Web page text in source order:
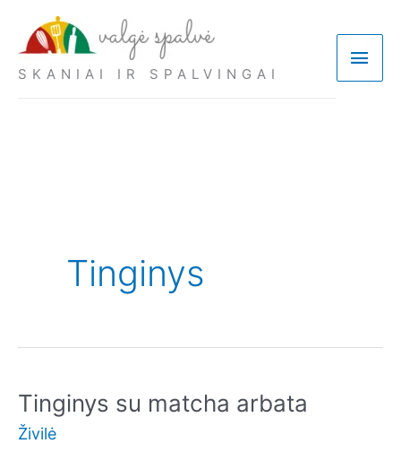
SKANIAI IR SPALVINGAI
Tinginys
Tinginys su matcha arbata
Živilė